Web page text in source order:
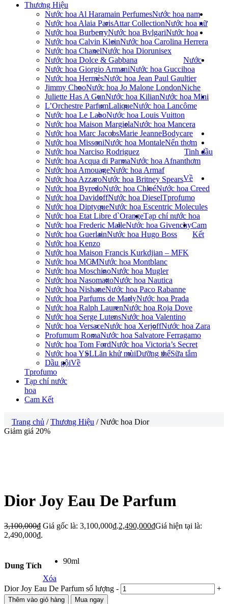
Thương Hiệu
Nước hoa Al Haramain Perfumes
Nước hoa Alaia ParisAttar Collection
Nước hoa BurberryNước hoa Bvlgari
Nước hoa Calvin KleinNước hoa Carolina Herrera
Nước hoa ChanelNước hoa Dior
Nước hoa Dolce & Gabbana
Nước hoa Giorgio ArmaniNước hoa Gucci
Nước hoa HermèsNước hoa Jean Paul Gaultier
Jimmy ChooNước hoa Jo Malone London
Juliette Has A GunNước hoa Kilian
L’Orchestre ParfumLaliqueNước hoa Lancôme
Nước hoa Le LaboNước hoa Louis Vuitton
Nước hoa Maison MargielaNước hoa Mancera
Nước hoa Marc JacobsMarie Jeanne
Nước hoa MissoniNước hoa Montale
Nước hoa Narciso Rodriguez
Nước hoa Acqua di ParmaNước hoa Afnan
Nước hoa AmouageNước hoa Armaf
Nước hoa AzzaroNước hoa Britney Spears
Nước hoa ByredoNước hoa ChloéNước hoa Creed
Nước hoa DavidoffNước hoa Diesel
Nước hoa DiptyqueNước hoa Escentric Molecules
Nước hoa Etat Libre d`Orange
Nước hoa Frederic MalleNước hoa Givenchy
Nước hoa GuerlainNước hoa Hugo Boss
Nước hoa Kenzo
Nước hoa Maison Francis Kurkdjian – MFK
Nước hoa MCMNước hoa Montblanc
Nước hoa MoschinoNước hoa Mugler
Nước hoa NasomattoNước hoa Nautica
Nước hoa NishaneNước hoa Paco Rabanne
Nước hoa Parfums de MarlyNước hoa Prada
Nước hoa Ralph LaurenNước hoa Roja Dove
Nước hoa Serge LutensNước hoa Valentino
Nước hoa VersaceNước hoa XerjoffNước hoa Zara
Profumum RomaNước hoa Salvatore Ferragamo
Nước hoa Tom FordNước hoa Victoria’s Secret
Nước hoa YSL
Nước hoa nam
Nước hoa nữ
Nước hoa
unisex
Nước
hoa
Niche
Nước hoa Mini
Bodycare
Lăn khử mùiDưỡng thểSữa tắm
Dầu gội
Nến thơm
Tinh dầu
thơm
Về
Tprofumo
Tạp chí nước hoa
Cam
Kết
Về
Tprofumo
Tạp chí nước
hoa
Cam Kết
Trang chủ /Thương Hiệu / Nước hoa Dior
Giảm giá 20%
Dior Joy Eau De Parfum
3,100,000₫ Giá gốc là: 3,100,000₫.2,490,000₫Giá hiện tại là:
2,490,000₫.
Dung Tích
90ml
Xóa
Dior Joy Eau De Parfum số lượng - +
Thêm vào giỏ hàng Mua ngay